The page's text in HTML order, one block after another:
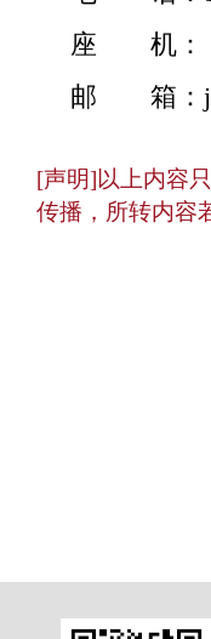
座 机：
邮 箱：
[声明]以上内容
传播，所转内容